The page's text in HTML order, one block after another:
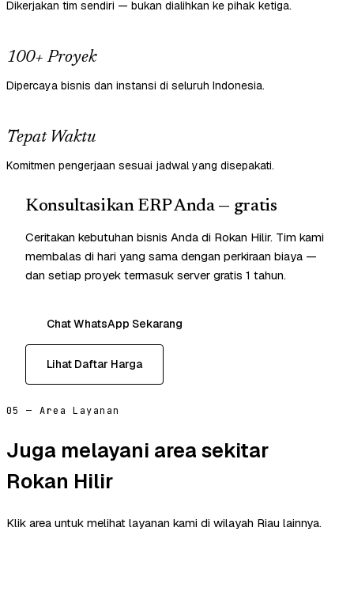
Dikerjakan tim sendiri — bukan dialihkan ke pihak ketiga.
100+ Proyek
Dipercaya bisnis dan instansi di seluruh Indonesia.
Tepat Waktu
Komitmen pengerjaan sesuai jadwal yang disepakati.
Konsultasikan ERP Anda — gratis
Ceritakan kebutuhan bisnis Anda di Rokan Hilir. Tim kami
membalas di hari yang sama dengan perkiraan biaya —
dan setiap proyek termasuk server gratis 1 tahun.
Chat WhatsApp Sekarang
Lihat Daftar Harga
05 — Area Layanan
Juga melayani area sekitar
Rokan Hilir
Klik area untuk melihat layanan kami di wilayah Riau lainnya.